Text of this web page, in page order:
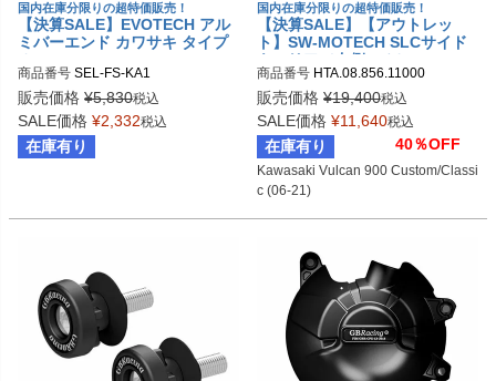
国内在庫分限りの超特価販売！
【決算SALE】EVOTECH アル
ミバーエンド カワサキ タイプ
１
商品番号 SEL-FS-KA1
販売価格 ¥5,830税込
SALE価格 ¥2,332税込
在庫有り
国内在庫分限りの超特価販売！
【決算SALE】【アウトレッ
ト】SW-MOTECH SLCサイド
キャリア（右側のみ） Kawasa
ki Vulcan 900 Custom/Classi
c (06-21) | HTA.08.856.11000
商品番号 HTA.08.856.11000
sw_HTA_08_856_11000
販売価格 ¥19,400税込
SALE価格 ¥11,640税込
在庫有り 40％OFF
Kawasaki Vulcan 900 Custom/Classi
c (06-21)